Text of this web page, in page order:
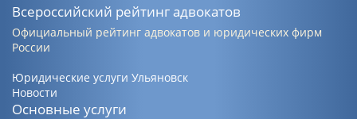
Всероссийский рейтинг адвокатов
Официальный рейтинг адвокатов и юридических фирм
России
Юридические услуги Ульяновск
Новости
Основные услуги